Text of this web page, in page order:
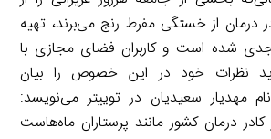
از خستگی مفرط رنج می‌برند، تهیه
شده است و کاربران فضای مجازی با
نظرات خود در این خصوص را بیان
مهدیار سعیدیان در توییتر می‌نویسد:
درمان کشور مانند پرستاران ماه‌هاست